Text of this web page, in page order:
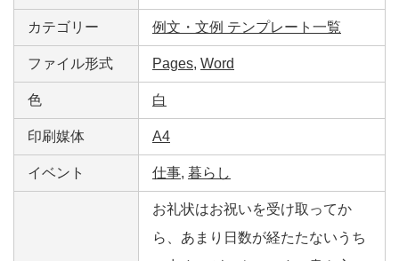
カテゴリー 例文・文例 テンプレート一覧
ファイル形式 Pages, Word
色 白
印刷媒体 A4
イベント 仕事, 暮らし
お礼状はお祝いを受け取ってか
ら、あまり日数が経たたないうち